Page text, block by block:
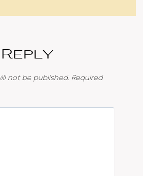
Reply
not be published. Required